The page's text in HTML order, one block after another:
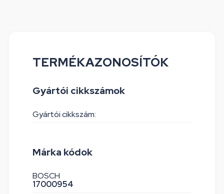
TERMÉKAZONOSÍTÓK
Gyártói cikkszámok
Gyártói cikkszám:
Márka kódok
BOSCH
17000954